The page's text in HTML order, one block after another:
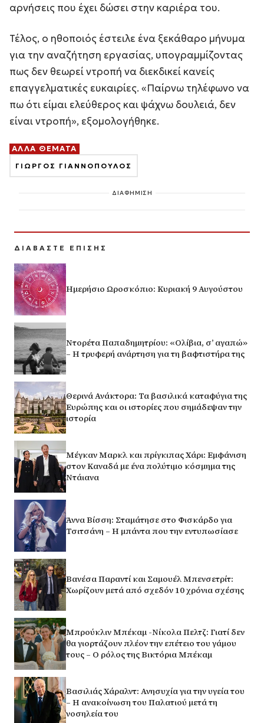
αρνήσεις που έχει δώσει στην καριέρα του.
Τέλος, ο ηθοποιός έστειλε ένα ξεκάθαρο μήνυμα
για την αναζήτηση εργασίας, υπογραμμίζοντας
πως δεν θεωρεί ντροπή να διεκδικεί κανείς
επαγγελματικές ευκαιρίες. «Παίρνω τηλέφωνο να
πω ότι είμαι ελεύθερος και ψάχνω δουλειά, δεν
είναι ντροπή», εξομολογήθηκε.
ΑΛΛΑ ΘΕΜΑΤΑ
ΓΙΩΡΓΟΣ ΓΙΑΝΝΟΠΟΥΛΟΣ
ΔΙΑΦΗΜΙΣΗ
ΔΙΑΒΑΣΤΕ ΕΠΙΣΗΣ
Ημερήσιο Ωροσκόπιο: Κυριακή 9 Αυγούστου
Ντορέτα Παπαδημητρίου: «Ολίβια, σ’ αγαπώ»
– Η τρυφερή ανάρτηση για τη βαφτιστήρα της
Θερινά Ανάκτορα: Τα βασιλικά καταφύγια της
Ευρώπης και οι ιστορίες που σημάδεψαν την
ιστορία
Μέγκαν Μαρκλ και πρίγκιπας Χάρι: Εμφάνιση
στον Καναδά με ένα πολύτιμο κόσμημα της
Ντάιανα
Άννα Βίσση: Σταμάτησε στο Φισκάρδο για
Τσιτσάνη – Η μπάντα που την εντυπωσίασε
Βανέσα Παραντί και Σαμουέλ Μπενσετρίτ:
Χωρίζουν μετά από σχεδόν 10 χρόνια σχέσης
Μπρούκλιν Μπέκαμ -Νίκολα Πελτζ: Γιατί δεν
θα γιορτάζουν πλέον την επέτειο του γάμου
τους – Ο ρόλος της Βικτόρια Μπέκαμ
Βασιλιάς Χάραλντ: Ανησυχία για την υγεία του
– Η ανακοίνωση του Παλατιού μετά τη
νοσηλεία του